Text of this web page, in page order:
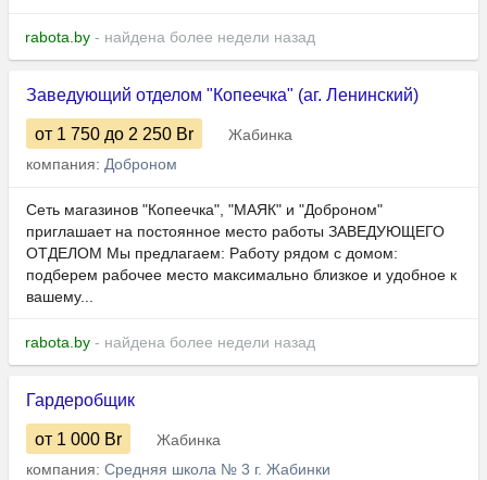
rabota.by - найдена более недели назад
Заведующий отделом "Копеечка" (аг. Ленинский)
от 1 750 до 2 250 Br
Жабинка
компания: Доброном
Сеть магазинов "Копеечка", "МАЯК" и "Доброном"
приглашает на постоянное место работы ЗАВЕДУЮЩЕГО
ОТДЕЛОМ Мы предлагаем: Работу рядом с домом:
подберем рабочее место максимально близкое и удобное к
вашему...
rabota.by - найдена более недели назад
Гардеробщик
от 1 000 Br
Жабинка
компания: Средняя школа № 3 г. Жабинки